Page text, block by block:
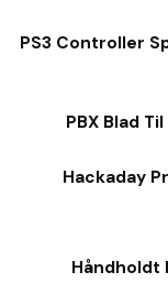
PS3 Controller
PBX Blad
Hackaday
Håndholdt